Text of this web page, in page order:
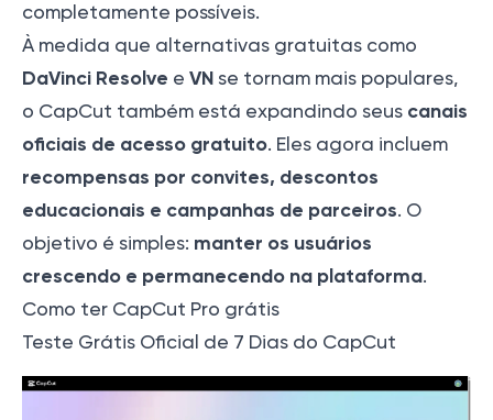
completamente possíveis.
À medida que alternativas gratuitas como
DaVinci Resolve e VN se tornam mais populares,
o CapCut também está expandindo seus canais
oficiais de acesso gratuito. Eles agora incluem
recompensas por convites, descontos
educacionais e campanhas de parceiros. O
objetivo é simples: manter os usuários
crescendo e permanecendo na plataforma.
Como ter CapCut Pro grátis
Teste Grátis Oficial de 7 Dias do CapCut